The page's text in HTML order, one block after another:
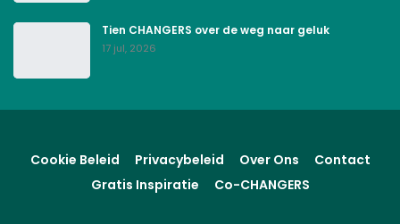
Tien CHANGERS over de weg naar geluk
17 jul, 2026
Cookie Beleid Privacybeleid Over Ons
Contact
Gratis Inspiratie
Co-CHANGERS